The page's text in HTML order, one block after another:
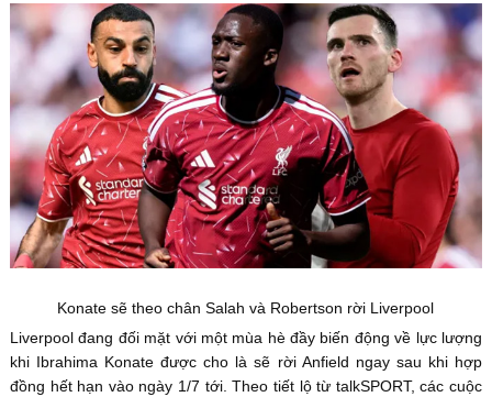
Konate sẽ theo chân Salah và Robertson rời Liverpool
Liverpool đang đối mặt với một mùa hè đầy biến động về lực lượng
khi Ibrahima Konate được cho là sẽ rời Anfield ngay sau khi hợp
đồng hết hạn vào ngày 1/7 tới. Theo tiết lộ từ talkSPORT, các cuộc